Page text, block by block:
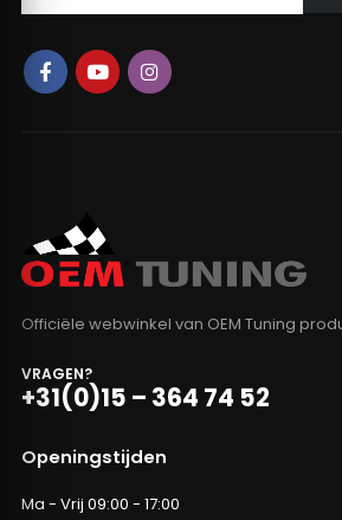
Officiële webwinkel van OEM Tuning
VRAGEN?
+31(0)15 – 364 74 52
Openingstijden
Ma - Vrij 09:00 - 17:00